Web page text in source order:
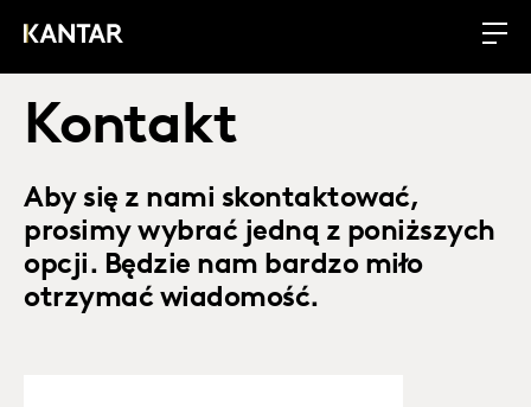
Kontakt
Aby się z nami skontaktować,
prosimy wybrać jedną z poniższych
opcji. Będzie nam bardzo miło
otrzymać wiadomość.